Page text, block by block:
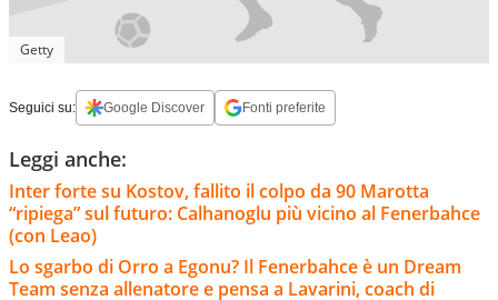
Getty
Seguici su: Google Discover Fonti preferite
Leggi anche:
Inter forte su Kostov, fallito il colpo da 90 Marotta
“ripiega” sul futuro: Calhanoglu più vicino al Fenerbahce
(con Leao)
Lo sgarbo di Orro a Egonu? Il Fenerbahce è un Dream
Team senza allenatore e pensa a Lavarini, coach di